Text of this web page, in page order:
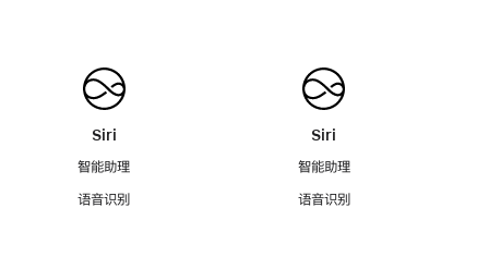
Siri
智能助理
语音识别
Siri
智能助理
语音识别